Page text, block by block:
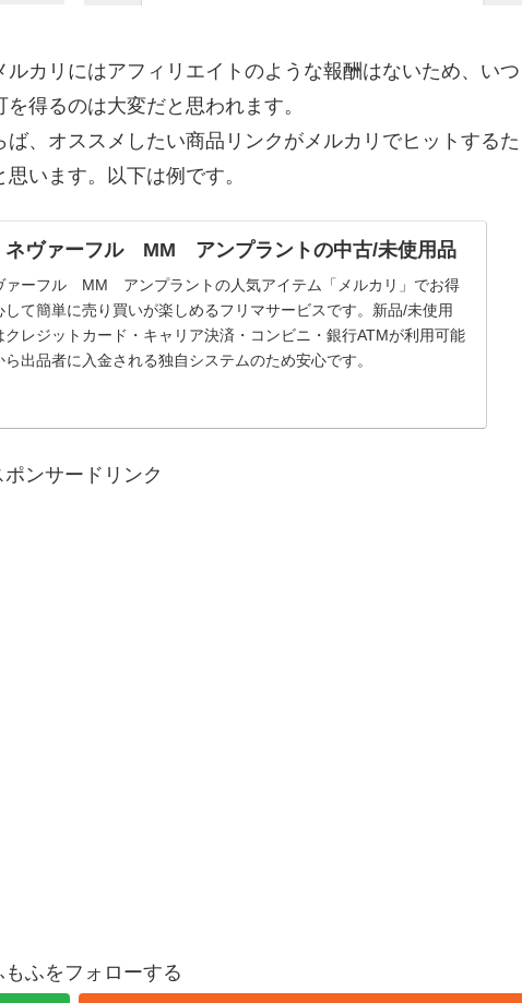
カリにはアフィリエイトのような報酬はないため、いつ
得るのは大変だと思われます。
、オススメしたい商品リンクがメルカリでヒットするた
います。以下は例です。
ヴァーフル MM アンプラントの中古/未使用品
ーフル MM アンプラントの人気アイテム「メルカリ」でお得
て簡単に売り買いが楽しめるフリマサービスです。新品/未使用
レジットカード・キャリア決済・コンビニ・銀行ATMが利用可能
出品者に入金される独自システムのため安心です。
ポンサードリンク
もふをフォローする